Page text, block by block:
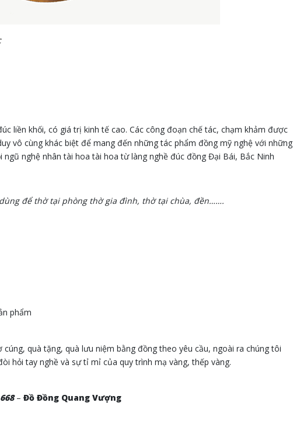
liền khối, có giá trị kinh tế cao. Các công đoạn chế tác, chạm khảm được
vô cùng khác biệt để mang đến những tác phẩm đồng mỹ nghệ với những
nghệ nhân tài hoa tài hoa từ làng nghề đúc đồng Đại Bái, Bắc Ninh
để thờ tại phòng thờ gia đình, thờ tại chùa, đền…….
phẩm
quà tặng, quà lưu niệm bằng đồng theo yêu cầu, ngoài ra chúng tôi
hỏi tay nghề và sự tỉ mỉ của quy trình mạ vàng, thếp vàng.
– Đồ Đồng Quang Vượng